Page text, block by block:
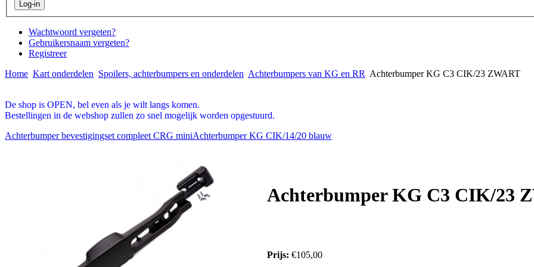
Wachtwoord vergeten?
Gebruikersnaam vergeten?
Registreer
Home Kart onderdelen Spoilers, achterbumpers en onderdelen Achterbumpers van KG en RR Achterbumper KG C3 CIK/23 ZWART
De shop is OPEN, bel even als je wilt langs komen.
Bestellingen in de webshop zullen zo snel mogelijk worden opgestuurd.
Achterbumper bevestigingset compleet CRG miniAchterbumper KG CIK/14/20 blauw
Achterbumper KG C3 CIK/23
Prijs: €105,00